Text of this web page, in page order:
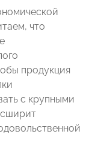
что
продукция
с крупными